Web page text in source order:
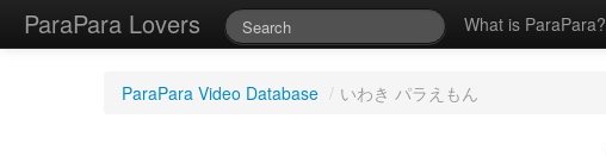
ParaPara Lovers What is ParaPara?
ParaPara Video Database / いわき パラえもん